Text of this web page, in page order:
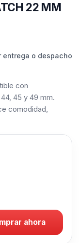
22 MM
entrega o despacho
con
45 y 49 mm.
comodidad,
ahora